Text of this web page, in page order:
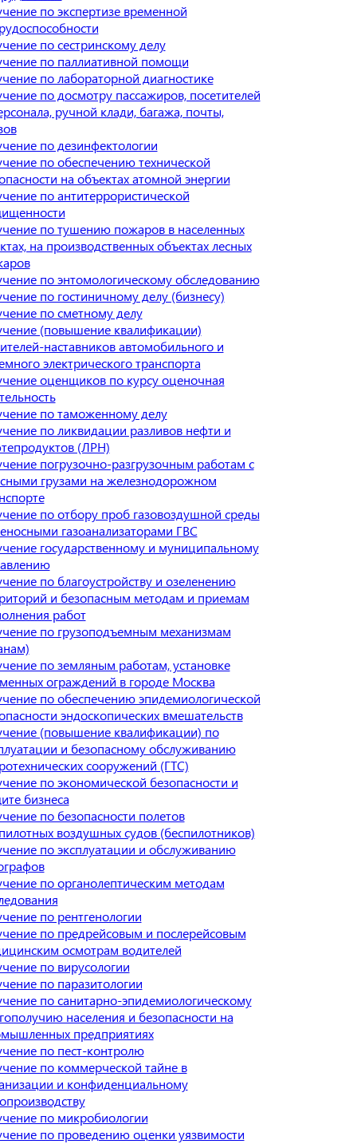
по экспертизе временной
по сестринскому делу
по паллиативной помощи
по лабораторной диагностике
по досмотру пассажиров, посетителей
ручной клади, багажа, почты,
по дезинфектологии
по обеспечению технической
на объектах атомной энергии
по антитеррористической
по тушению пожаров в населенных
на производственных объектах лесных
по энтомологическому обследованию
по гостиничному делу (бизнесу)
по сметному делу
(повышение квалификации)
наставников автомобильного и
электрического транспорта
оценщиков по курсу оценочная
по таможенному делу
по ликвидации разливов нефти и
(ЛРН)
погрузочно-разгрузочным работам с
грузами на железнодорожном
по отбору проб газовоздушной среды
газоанализаторами ГВС
государственному и муниципальному
по благоустройству и озеленению
и безопасным методам и приемам
работ
по грузоподъемным механизмам
по земляным работам, установке
ограждений в городе Москва
по обеспечению эпидемиологической
эндоскопических вмешательств
(повышение квалификации) по
и безопасному обслуживанию
сооружений (ГТС)
по экономической безопасности и
бизнеса
по безопасности полетов
воздушных судов (беспилотников)
по эксплуатации и обслуживанию
по органолептическим методам
по рентгенологии
по предрейсовым и послерейсовым
осмотрам водителей
по вирусологии
по паразитологии
по санитарно-эпидемиологическому
населения и безопасности на
предприятиях
по пест-контролю
по коммерческой тайне в
и конфиденциальному
по микробиологии
по проведению оценки уязвимости